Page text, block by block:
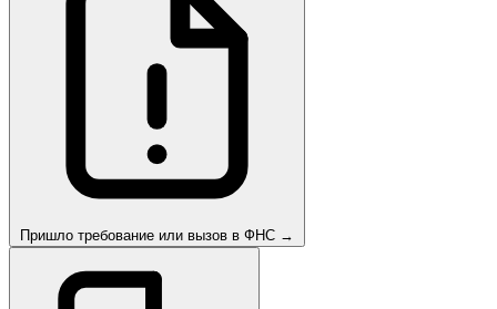
Пришло требование или вызов в ФНС →